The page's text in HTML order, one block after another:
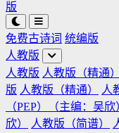
版
免费古诗词 统编版
人教版
人教版 人教版（精通
版 人教版（精通） 人
（PEP）（主编：吴欣
欣）
人教版（简谱）